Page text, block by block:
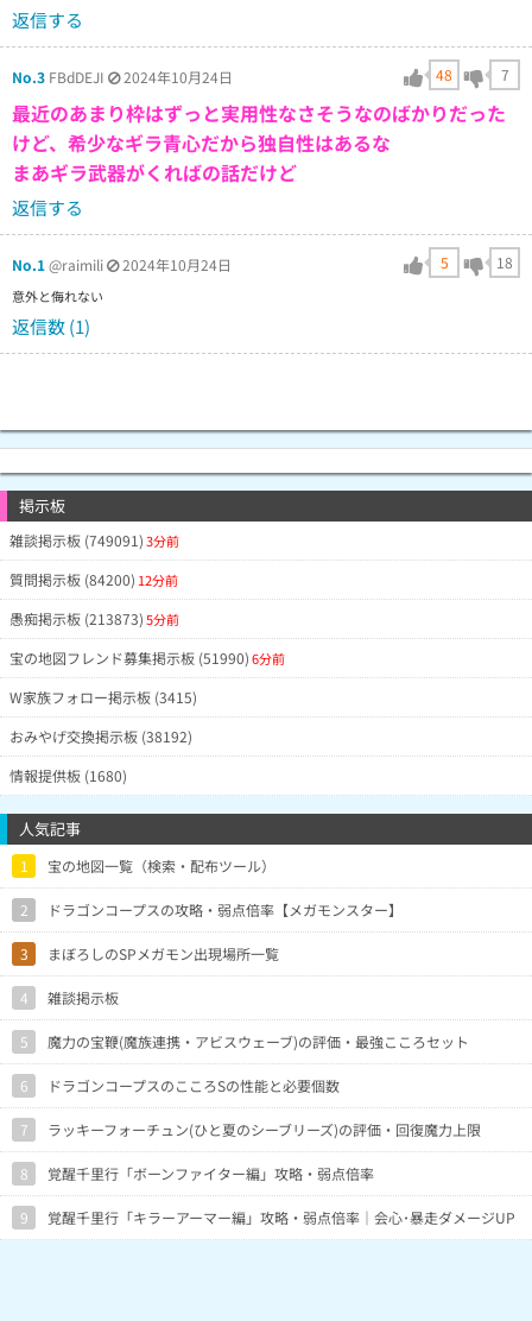
返信する
No.3 FBdDEJI 2024年10月24日 48 7
最近のあまり枠はずっと実用性なさそうなのばかりだった
けど、希少なギラ青心だから独自性はあるな
まあギラ武器がくればの話だけど
返信する
No.1@raimili 2024年10月24日 5 18
意外と侮れない
返信数 (1)
掲示板
雑談掲示板 (749091)3分前
質問掲示板 (84200) 12分前
愚痴掲示板 (213873)5分前
宝の地図フレンド募集掲示板 (51990)6分前
W家族フォロー掲示板 (3415)
おみやげ交換掲示板 (38192)
情報提供板 (1680)
人気記事
1 宝の地図一覧（検索・配布ツール）
2 ドラゴンコープスの攻略・弱点倍率【メガモンスター】
3 まぼろしのSPメガモン出現場所一覧
4 雑談掲示板
5 魔力の宝鞭(魔族連携・アビスウェーブ)の評価・最強こころセット
6 ドラゴンコープスのこころSの性能と必要個数
7 ラッキーフォーチュン(ひと夏のシーブリーズ)の評価・回復魔力上限
8 覚醒千里行「ボーンファイター編」攻略・弱点倍率
9 覚醒千里行「キラーアーマー編」攻略・弱点倍率｜会心･暴走ダメージUP